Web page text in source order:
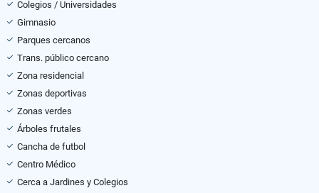
Colegios / Universidades
Gimnasio
Parques cercanos
Trans. público cercano
Zona residencial
Zonas deportivas
Zonas verdes
Árboles frutales
Cancha de futbol
Centro Médico
Cerca a Jardines y Colegios